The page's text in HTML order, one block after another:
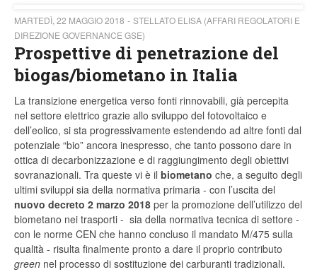
MARTEDÌ, 22 MAGGIO 2018
STELLATO ELISA (AFFARI REGOLATORI E
DIREZIONE GOVERNANCE GSE)
Prospettive di penetrazione del
biogas/biometano in Italia
La transizione energetica verso fonti rinnovabili, già percepita
nel settore elettrico grazie allo sviluppo del fotovoltaico e
dell’eolico, si sta progressivamente estendendo ad altre fonti dal
potenziale “bio” ancora inespresso, che tanto possono dare in
ottica di decarbonizzazione e di raggiungimento degli obiettivi
sovranazionali. Tra queste vi è il biometano che, a seguito degli
ultimi sviluppi sia della normativa primaria - con l’uscita del
nuovo decreto 2 marzo 2018 per la promozione dell’utilizzo del
biometano nei trasporti - sia della normativa tecnica di settore -
con le norme CEN che hanno concluso il mandato M/475 sulla
qualità - risulta finalmente pronto a dare il proprio contributo
green nel processo di sostituzione dei carburanti tradizionali.